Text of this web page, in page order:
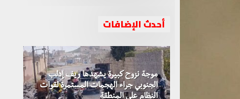
أحدث الإضافات
موجة نزوح كبيرة يشهدها ريف إدلب
الجنوبي جراء الهجمات المستمرة لقوات
النظام على المنطقة